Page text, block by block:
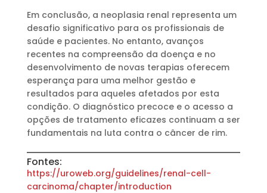
Em conclusão, a neoplasia renal representa um
desafio significativo para os profissionais de
saúde e pacientes. No entanto, avanços
recentes na compreensão da doença e no
desenvolvimento de novas terapias oferecem
esperança para uma melhor gestão e
resultados para aqueles afetados por esta
condição. O diagnóstico precoce e o acesso a
opções de tratamento eficazes continuam a ser
fundamentais na luta contra o câncer de rim.
Fontes:
https://uroweb.org/guidelines/renal-cell-
carcinoma/chapter/introduction